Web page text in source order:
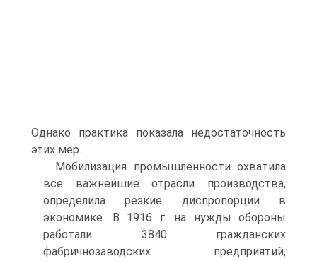
Однако практика показала недостаточность
этих мер.
Мобилизация промышленности охватила
все важнейшие отрасли производства,
определила резкие диспропорции в
экономике. В 1916 г. на нужды обороны
работали 3840 гражданских
фабричнозаводских предприятий,